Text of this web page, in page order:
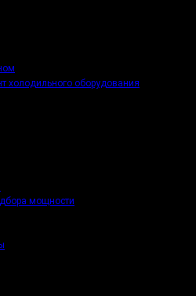
холодильного оборудования
мощности